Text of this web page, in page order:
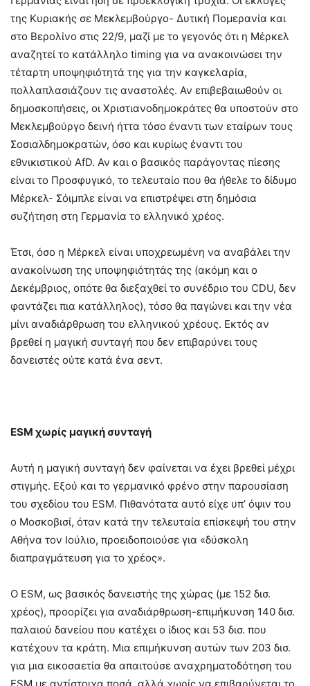
της Κυριακής σε Μεκλεμβούργο- Δυτική Πομερανία και
στο Βερολίνο στις 22/9, μαζί με το γεγονός ότι η Μέρκελ
αναζητεί το κατάλληλο timing για να ανακοινώσει την
τέταρτη υποψηφιότητά της για την καγκελαρία,
πολλαπλασιάζουν τις αναστολές. Αν επιβεβαιωθούν οι
δημοσκοπήσεις, οι Χριστιανοδημοκράτες θα υποστούν στο
Μεκλεμβούργο δεινή ήττα τόσο έναντι των εταίρων τους
Σοσιαλδημοκρατών, όσο και κυρίως έναντι του
εθνικιστικού AfD. Αν και ο βασικός παράγοντας πίεσης
είναι το Προσφυγικό, το τελευταίο που θα ήθελε το δίδυμο
Μέρκελ- Σόιμπλε είναι να επιστρέψει στη δημόσια
συζήτηση στη Γερμανία το ελληνικό χρέος.
Έτσι, όσο η Μέρκελ είναι υποχρεωμένη να αναβάλει την
ανακοίνωση της υποψηφιότητάς της (ακόμη και ο
Δεκέμβριος, οπότε θα διεξαχθεί το συνέδριο του CDU, δεν
φαντάζει πια κατάλληλος), τόσο θα παγώνει και την νέα
μίνι αναδιάρθρωση του ελληνικού χρέους. Εκτός αν
βρεθεί η μαγική συνταγή που δεν επιβαρύνει τους
δανειστές ούτε κατά ένα σεντ.
ESM χωρίς μαγική συνταγή
Αυτή η μαγική συνταγή δεν φαίνεται να έχει βρεθεί μέχρι
στιγμής. Εξού και το γερμανικό φρένο στην παρουσίαση
του σχεδίου του ESM. Πιθανότατα αυτό είχε υπ’ όψιν του
ο Μοσκοβισί, όταν κατά την τελευταία επίσκεψή του στην
Αθήνα τον Ιούλιο, προειδοποιούσε για «δύσκολη
διαπραγμάτευση για το χρέος».
Ο ESM, ως βασικός δανειστής της χώρας (με 152 δισ.
χρέος), προορίζει για αναδιάρθρωση-επιμήκυνση 140 δισ.
παλαιού δανείου που κατέχει ο ίδιος και 53 δισ. που
κατέχουν τα κράτη. Μια επιμήκυνση αυτών των 203 δισ.
για μια εικοσαετία θα απαιτούσε αναχρηματοδότηση του